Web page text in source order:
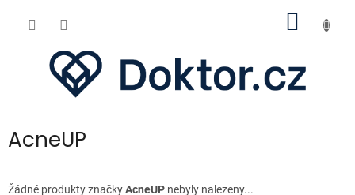
AcneUP
Žádné produkty značkyAcneUP nebyly nalezeny...